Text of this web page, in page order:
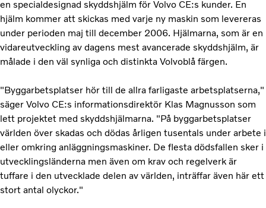
en specialdesignad skyddshjälm för Volvo CE:s kunder. En
hjälm kommer att skickas med varje ny maskin som levereras
under perioden maj till december 2006. Hjälmarna, som är en
vidareutveckling av dagens mest avancerade skyddshjälm, är
målade i den väl synliga och distinkta Volvoblå färgen.
"Byggarbetsplatser hör till de allra farligaste arbetsplatserna,"
säger Volvo CE:s informationsdirektör Klas Magnusson som
lett projektet med skyddshjälmarna. "På byggarbetsplatser
världen över skadas och dödas årligen tusentals under arbete i
eller omkring anläggningsmaskiner. De flesta dödsfallen sker i
utvecklingsländerna men även om krav och regelverk är
tuffare i den utvecklade delen av världen, inträffar även här ett
stort antal olyckor."